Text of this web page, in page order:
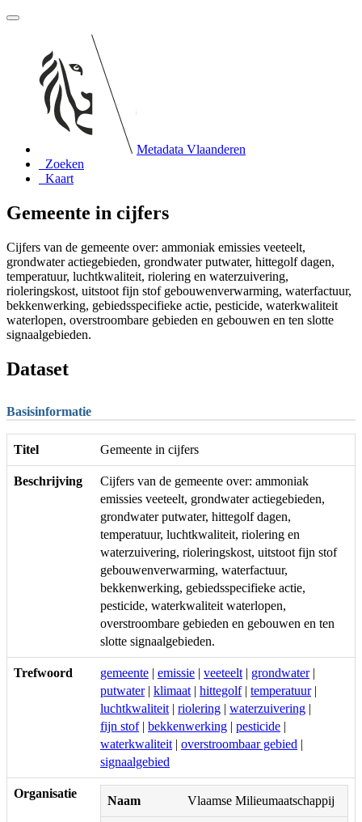
Metadata Vlaanderen
Zoeken
Kaart
Gemeente in cijfers
Cijfers van de gemeente over: ammoniak emissies veeteelt,
grondwater actiegebieden, grondwater putwater, hittegolf dagen,
temperatuur, luchtkwaliteit, riolering en waterzuivering,
rioleringskost, uitstoot fijn stof gebouwenverwarming, waterfactuur,
bekkenwerking, gebiedsspecifieke actie, pesticide, waterkwaliteit
waterlopen, overstroombare gebieden en gebouwen en ten slotte
signaalgebieden.
Dataset
Basisinformatie
Titel Gemeente in cijfers
Beschrijving
Cijfers van de gemeente over: ammoniak
emissies veeteelt, grondwater actiegebieden,
grondwater putwater, hittegolf dagen,
temperatuur, luchtkwaliteit, riolering en
waterzuivering, rioleringskost, uitstoot fijn stof
gebouwenverwarming, waterfactuur,
bekkenwerking, gebiedsspecifieke actie,
pesticide, waterkwaliteit waterlopen,
overstroombare gebieden en gebouwen en ten
slotte signaalgebieden.
Trefwoord gemeente | emissie | veeteelt | grondwater|
putwater| klimaat | hittegolf| temperatuur|
luchtkwaliteit | riolering | waterzuivering |
fijn stof| bekkenwerking | pesticide |
waterkwaliteit | overstroombaar gebied |
signaalgebied
Organisatie
Naam Vlaamse Milieumaatschappij